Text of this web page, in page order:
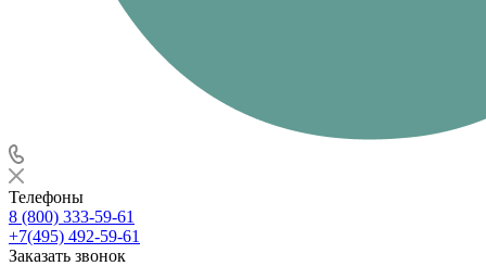
Телефоны
8 (800) 333-59-61
+7(495) 492-59-61
Заказать звонок